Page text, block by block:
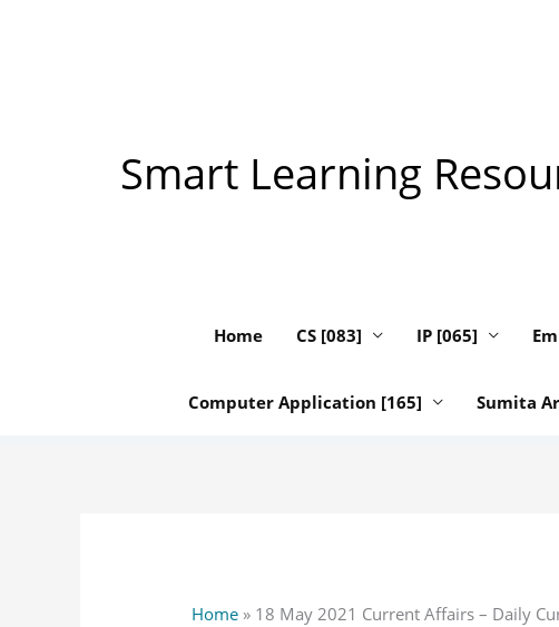
Smart Learning
Home CS [083] IP [065]
Computer Application [165] Sumita
Home » 18 May 2021 Current Affairs – Daily